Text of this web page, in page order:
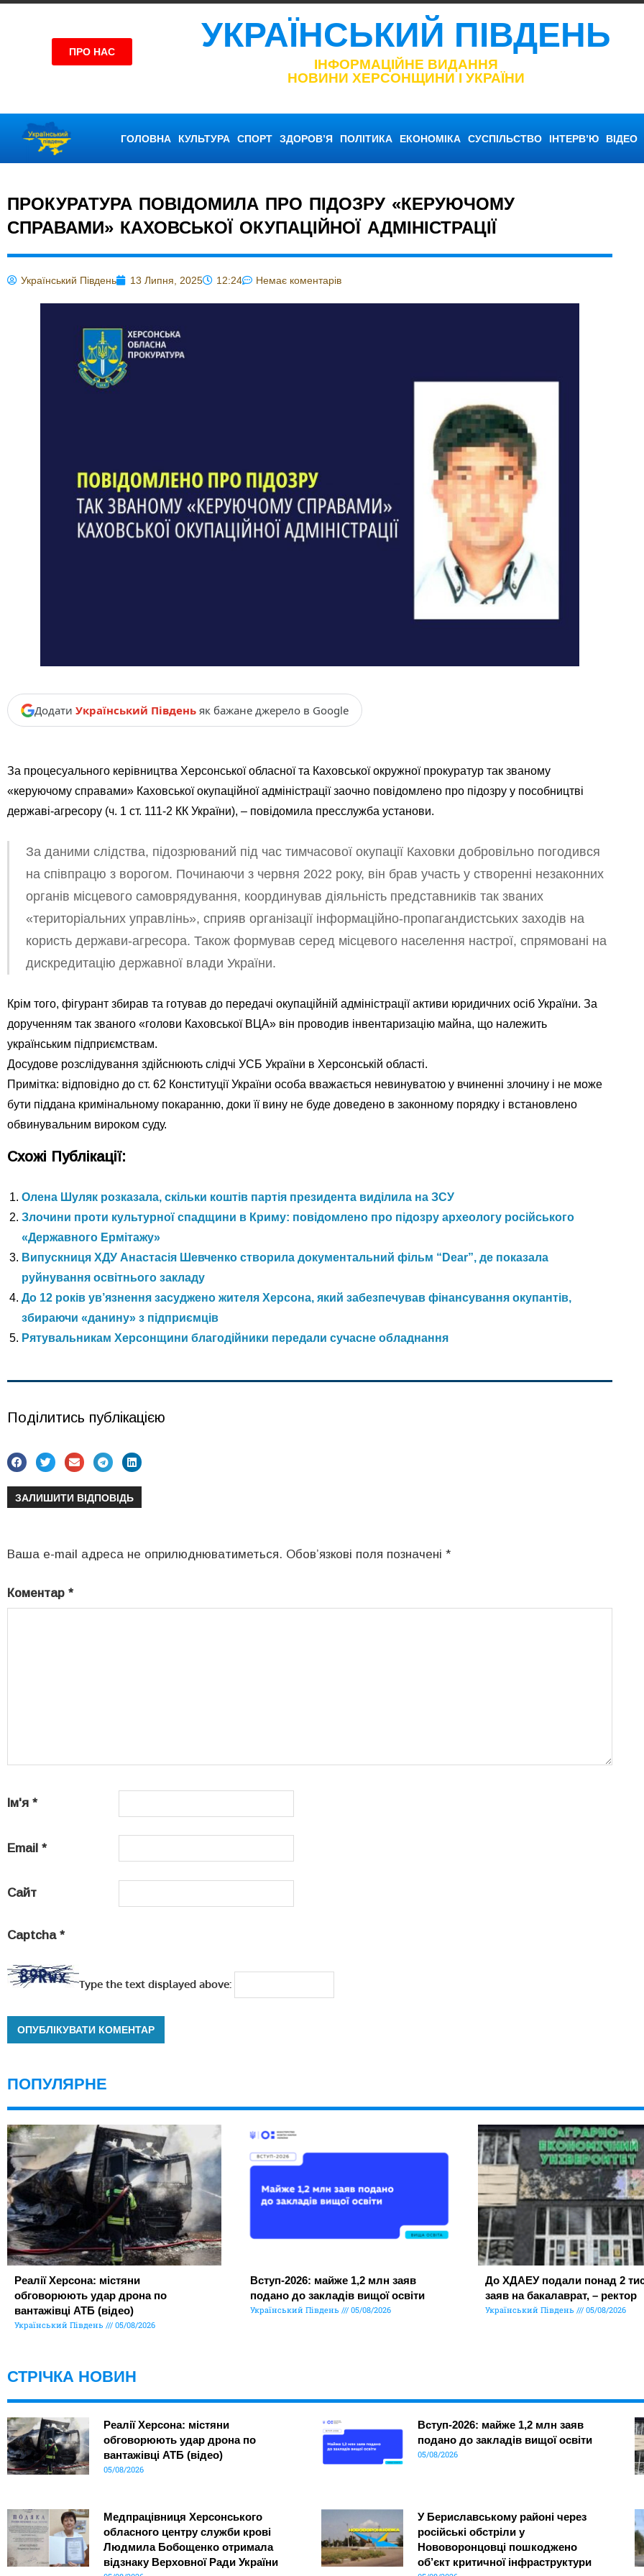
ПРО НАС УКРАЇНСЬКИЙ ПІВДЕНЬ
ІНФОРМАЦІЙНЕ ВИДАННЯ
НОВИНИ ХЕРСОНЩИНИ І УКРАЇНИ
ГОЛОВНА КУЛЬТУРА СПОРТ ЗДОРОВ’Я ПОЛІТИКА ЕКОНОМІКА СУСПІЛЬСТВО ІНТЕРВ’Ю ВІДЕО
ПРОКУРАТУРА ПОВІДОМИЛА ПРО ПІДОЗРУ «КЕРУЮЧОМУ
СПРАВАМИ» КАХОВСЬКОЇ ОКУПАЦІЙНОЇ АДМІНІСТРАЦІЇ
Український Південь 13 Липня, 2025 12:24 Немає коментарів
Додати Український Південь як бажане джерело в Google
За процесуального керівництва Херсонської обласної та Каховської окружної прокуратур так званому
«керуючому справами» Каховської окупаційної адміністрації заочно повідомлено про підозру у пособництві
державі-агресору (ч. 1 ст. 111-2 КК України), – повідомила пресслужба установи.
За даними слідства, підозрюваний під час тимчасової окупації Каховки добровільно погодився
на співпрацю з ворогом. Починаючи з червня 2022 року, він брав участь у створенні незаконних
органів місцевого самоврядування, координував діяльність представників так званих
«територіальних управлінь», сприяв організації інформаційно-пропагандистських заходів на
користь держави-агресора. Також формував серед місцевого населення настрої, спрямовані на
дискредитацію державної влади України.
Крім того, фігурант збирав та готував до передачі окупаційній адміністрації активи юридичних осіб України. За
дорученням так званого «голови Каховської ВЦА» він проводив інвентаризацію майна, що належить
українським підприємствам.
Досудове розслідування здійснюють слідчі УСБ України в Херсонській області.
Примітка: відповідно до ст. 62 Конституції України особа вважається невинуватою у вчиненні злочину і не може
бути піддана кримінальному покаранню, доки її вину не буде доведено в законному порядку і встановлено
обвинувальним вироком суду.
Схожі Публікації:
Олена Шуляк розказала, скільки коштів партія президента виділила на ЗСУ
Злочини проти культурної спадщини в Криму: повідомлено про підозру археологу російського
«Державного Ермітажу»
Випускниця ХДУ Анастасія Шевченко створила документальний фільм “Dear”, де показала
руйнування освітнього закладу
До 12 років ув’язнення засуджено жителя Херсона, який забезпечував фінансування окупантів,
збираючи «данину» з підприємців
Рятувальникам Херсонщини благодійники передали сучасне обладнання
Поділитись публікацією
ЗАЛИШИТИ ВІДПОВІДЬ
Ваша e-mail адреса не оприлюднюватиметься. Обов’язкові поля позначені *
Коментар *
Ім'я *
Email *
Сайт
Captcha *
Type the text displayed above:
ПОПУЛЯРНЕ
Реалії Херсона: містяни
обговорюють удар дрона по
вантажівці АТБ (відео)
Український Південь 05/08/2026
Вступ-2026: майже 1,2 млн заяв
подано до закладів вищої освіти
Український Південь 05/08/2026
До ХДАЕУ подали понад 2
заяв на бакалаврат, – ректор
Український Південь 05/08/2026
СТРІЧКА НОВИН
Реалії Херсона: містяни
обговорюють удар дрона по
вантажівці АТБ (відео)
05/08/2026
Вступ-2026: майже 1,2 млн заяв
подано до закладів вищої освіти
05/08/2026
Медпрацівниця Херсонського
обласного центру служби крові
Людмила Бобощенко отримала
відзнаку Верховної Ради України
У Бериславському районі через
російські обстріли у
Нововоронцовці пошкоджено
об’єкт критичної інфраструктури